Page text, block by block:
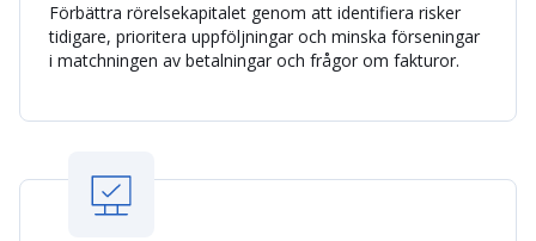
Förbättra rörelsekapitalet genom att identifiera risker
tidigare, prioritera uppföljningar och minska förseningar
i matchningen av betalningar och frågor om fakturor.